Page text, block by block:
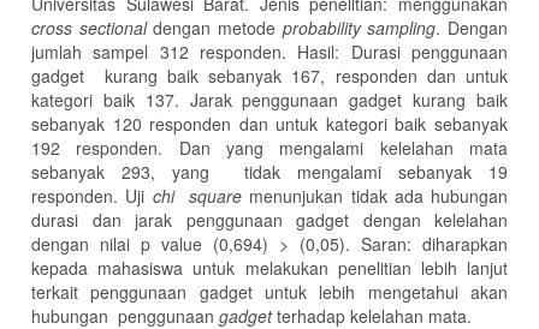
cross sectionaldengan metode probability sampling. Dengan
jumlah sampel 312 responden. Hasil: Durasi penggunaan
gadget kurang baik sebanyak 167, responden dan untuk
kategori baik 137. Jarak penggunaan gadget kurang baik
sebanyak 120 responden dan untuk kategori baik sebanyak
192 responden. Dan yang mengalami kelelahan mata
sebanyak 293, yang tidak mengalami sebanyak 19
responden. Uji chi square menunjukan tidak ada hubungan
durasi dan jarak penggunaan gadget dengan kelelahan
dengan nilai p value (0,694) > (0,05). Saran: diharapkan
kepada mahasiswa untuk melakukan penelitian lebih lanjut
terkait penggunaan gadget untuk lebih mengetahui akan
hubungan penggunaan gadgetterhadap kelelahan mata.